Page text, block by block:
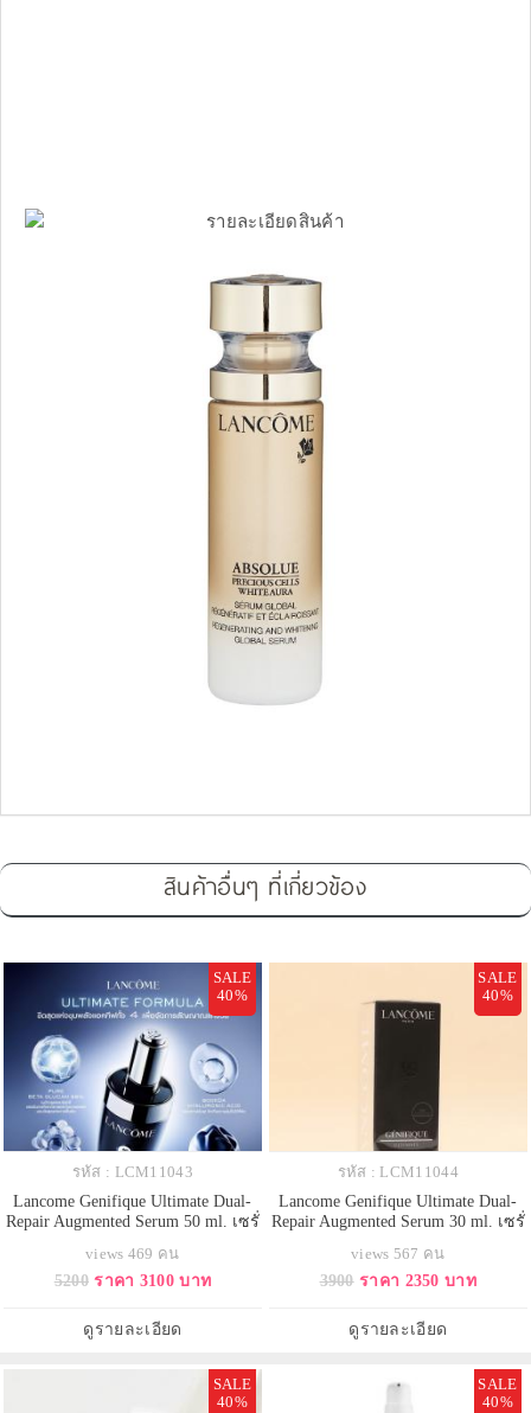
สินค้าอื่นๆ ที่เกี่ยวข้อง
SALE
40%
รหัส : LCM11043
Lancome Genifique Ultimate Dual-
Repair Augmented Serum 50 ml. เซรั่
ฟื้นสัญญาณผิวเสียสะสมนานนับปี
เริ่มสัมผัสได้ใน 1 สัปดาห์
views 469 คน
5200 ราคา 3100 บาท
ดูรายละเอียด
SALE
40%
รหัส : LCM11044
Lancome Genifique Ultimate Dual-
Repair Augmented Serum 30 ml. เซรั่
ฟื้นสัญญาณผิวเสียสะสมนานนับปี
เริ่มสัมผัสได้ใน 1 สัปดาห์
views 567 คน
3900 ราคา 2350 บาท
ดูรายละเอียด
SALE
40%
SALE
40%